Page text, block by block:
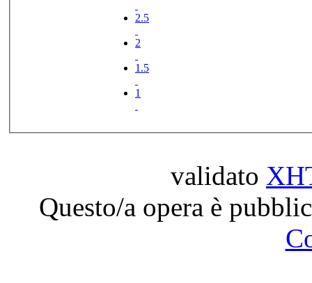
2.5
2
1.5
1
validato
Questo/a opera è